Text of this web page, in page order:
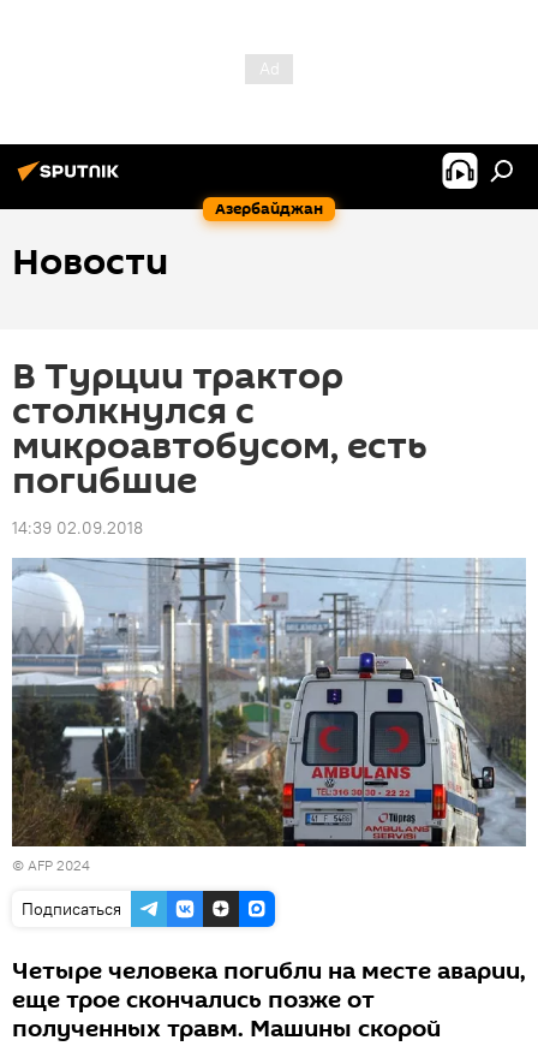
Азербайджан
Новости
В Турции трактор
столкнулся с
микроавтобусом, есть
погибшие
14:39 02.09.2018
© AFP 2024
Подписаться
Четыре человека погибли на месте аварии,
еще трое скончались позже от
полученных травм. Машины скорой